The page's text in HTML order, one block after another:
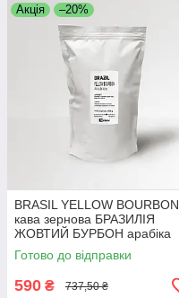
Акція –20%
BRASIL YELLOW BOURBON
кава зернова БРАЗИЛІЯ
ЖОВТИЙ БУРБОН арабіка
500 г Свіжообсмажена кава
Моносорт
Готово до відправки
590 ₴ 737,50 ₴